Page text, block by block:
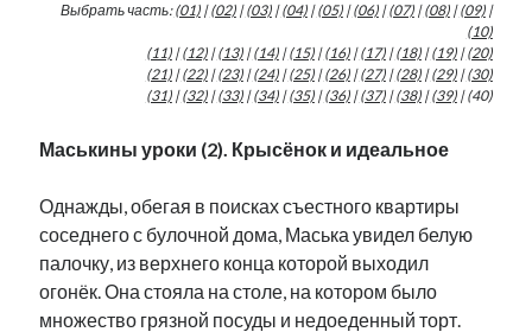
Интервью
Нарва и северо-восток
Образование
Фотографии
Экономика
Эстония и Россия
Юмор
Выбрать часть:(01)|(02)|(03)|(04)|(05)|(06)|(07)|(08)|(09)|
(10)
(11)|(12)|(13)|(14)|(15)|(16)|(17)|(18)|(19)|(20)
(21)|(22)|(23)|(24)|(25)|(26)|(27)|(28)|(29)|(30)
(31)|(32)|(33)|(34)|(35)|(36)|(37)|(38)|(39)| (40)
Маськины уроки (2). Крысёнок и идеальное
Однажды, обегая в поисках съестного квартиры
соседнего с булочной дома, Маська увидел белую
палочку, из верхнего конца которой выходил
огонёк. Она стояла на столе, на котором было
множество грязной посуды и недоеденный торт.